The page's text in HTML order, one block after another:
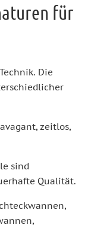
für
Die
zeitlos,
sind
Qualität.